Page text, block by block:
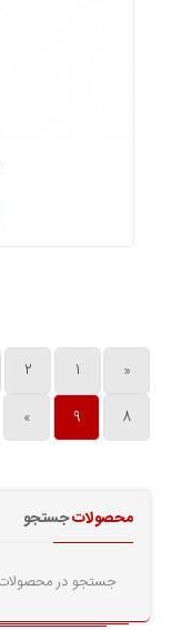
«
1
2
8
9
»
محصولاتجستجو